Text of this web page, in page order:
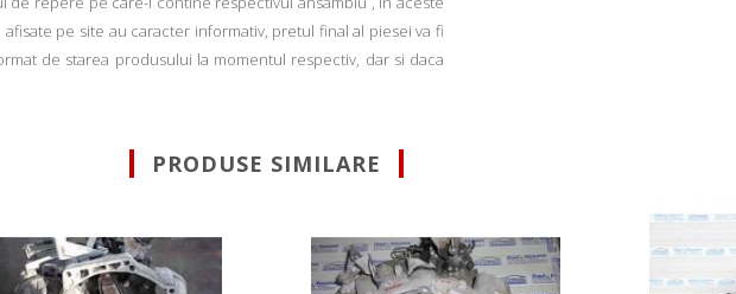
pe site au caracter informativ, pretul final al piesei va fi
de starea produsului la momentul respectiv, dar si daca
PRODUSE SIMILARE